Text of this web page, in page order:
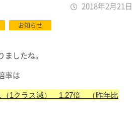
2018年2月21日
お知らせ
したね。
率は
1クラス減） 1.27倍 （昨年比